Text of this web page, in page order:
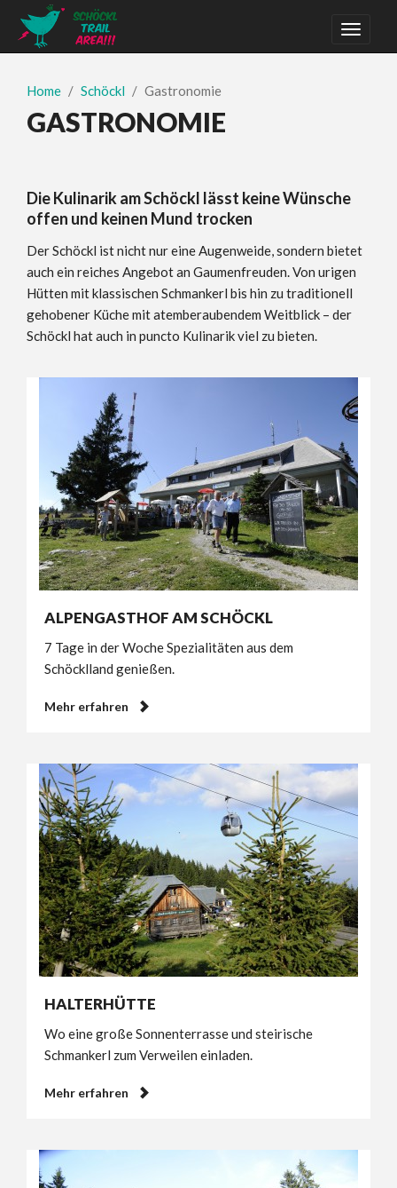
Home Schöckl Gastronomie
GASTRONOMIE
Die Kulinarik am Schöckl lässt keine Wünsche
offen und keinen Mund trocken
Der Schöckl ist nicht nur eine Augenweide, sondern bietet
auch ein reiches Angebot an Gaumenfreuden. Von urigen
Hütten mit klassischen Schmankerl bis hin zu traditionell
gehobener Küche mit atemberaubendem Weitblick – der
Schöckl hat auch in puncto Kulinarik viel zu bieten.
ALPENGASTHOF AM SCHÖCKL
7 Tage in der Woche Spezialitäten aus dem
Schöcklland genießen.
Mehr erfahren
HALTERHÜTTE
Wo eine große Sonnenterrasse und steirische
Schmankerl zum Verweilen einladen.
Mehr erfahren